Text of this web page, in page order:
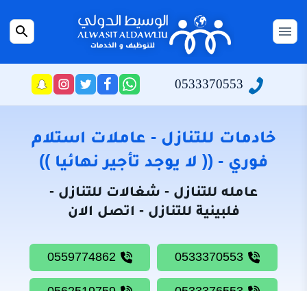
المحتوىالقائمة
الرئيسية
سياسة
من
نحن
خادمات
للتنازل
شغالات
للتنازل
بحث
0533370553
راسلنا
عبر
تابعنا
على
فيسبوك
تابعنا
على
تويتر
تابعنا
على
انستجرام
خادمات للتنازل - عاملات استلام
فوري - (( لا يوجد تأجير نهائيا ))
عامله للتنازل - شغالات للتنازل -
فلبينية للتنازل - اتصل الان